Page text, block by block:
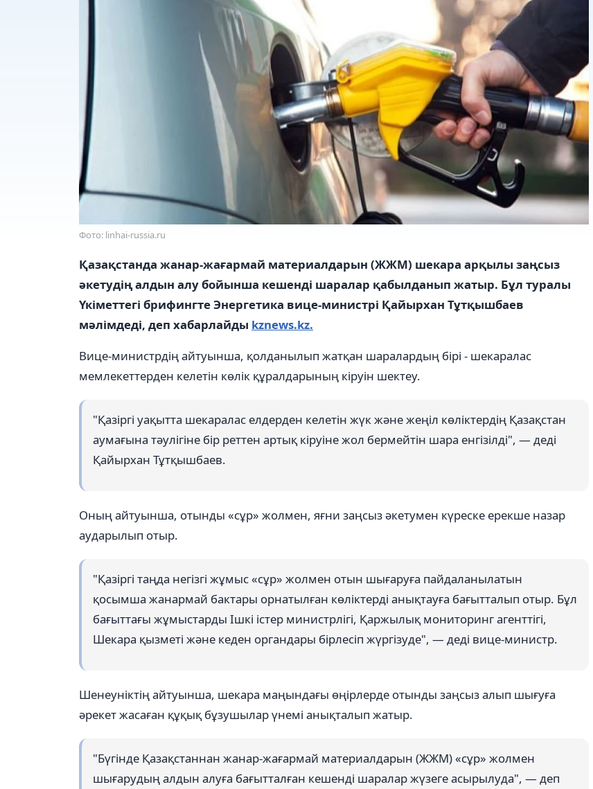
Фото: linhai-russia.ru
Қазақстанда жанар-жағармай материалдарын (ЖЖМ) шекара арқылы заңсыз
әкетудің алдын алу бойынша кешенді шаралар қабылданып жатыр. Бұл туралы
Үкіметтегі брифингте Энергетика вице-министрі Қайырхан Тұтқышбаев
мәлімдеді, деп хабарлайды kznews.kz.
Вице-министрдің айтуынша, қолданылып жатқан шаралардың бірі - шекаралас
мемлекеттерден келетін көлік құралдарының кіруін шектеу.
"Қазіргі уақытта шекаралас елдерден келетін жүк және жеңіл көліктердің Қазақстан
аумағына тәулігіне бір реттен артық кіруіне жол бермейтін шара енгізілді", — деді
Қайырхан Тұтқышбаев.
Оның айтуынша, отынды «сұр» жолмен, яғни заңсыз әкетумен күреске ерекше назар
аударылып отыр.
"Қазіргі таңда негізгі жұмыс «сұр» жолмен отын шығаруға пайдаланылатын
қосымша жанармай бактары орнатылған көліктерді анықтауға бағытталып отыр. Бұл
бағыттағы жұмыстарды Ішкі істер министрлігі, Қаржылық мониторинг агенттігі,
Шекара қызметі және кеден органдары бірлесіп жүргізуде", — деді вице-министр.
Шенеуніктің айтуынша, шекара маңындағы өңірлерде отынды заңсыз алып шығуға
әрекет жасаған құқық бұзушылар үнемі анықталып жатыр.
"Бүгінде Қазақстаннан жанар-жағармай материалдарын (ЖЖМ) «сұр» жолмен
шығарудың алдын алуға бағытталған кешенді шаралар жүзеге асырылуда", — деп